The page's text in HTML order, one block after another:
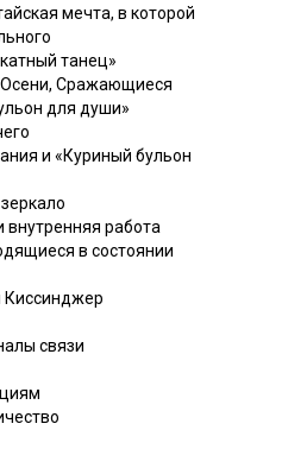
мечта, в которой
танец»
Осени, Сражающиеся
для души»
и «Куриный бульон
зеркало
внутренняя работа
в состоянии
Киссинджер
связи